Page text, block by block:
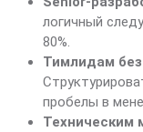
логичный
80%.
Тимлидам
пробелы в
Техническим